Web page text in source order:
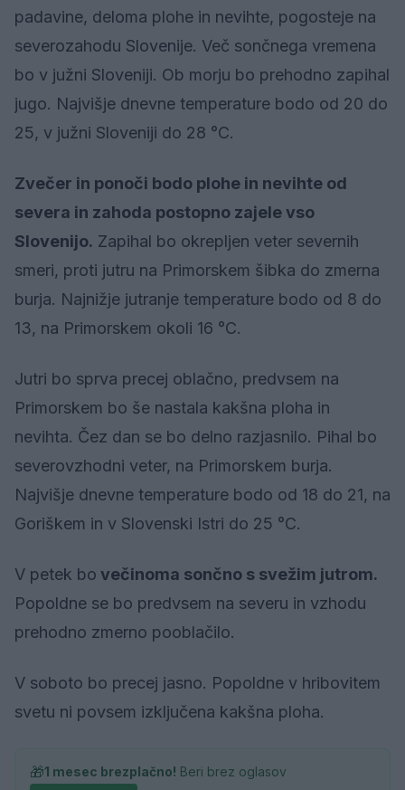
padavine, deloma plohe in nevihte, pogosteje na
severozahodu Slovenije. Več sončnega vremena
bo v južni Sloveniji. Ob morju bo prehodno zapihal
jugo. Najvišje dnevne temperature bodo od 20 do
25, v južni Sloveniji do 28 °C.
Zvečer in ponoči bodo plohe in nevihte od
severa in zahoda postopno zajele vso
Slovenijo. Zapihal bo okrepljen veter severnih
smeri, proti jutru na Primorskem šibka do zmerna
burja. Najnižje jutranje temperature bodo od 8 do
13, na Primorskem okoli 16 °C.
Jutri bo sprva precej oblačno, predvsem na
Primorskem bo še nastala kakšna ploha in
nevihta. Čez dan se bo delno razjasnilo. Pihal bo
severovzhodni veter, na Primorskem burja.
Najvišje dnevne temperature bodo od 18 do 21, na
Goriškem in v Slovenski Istri do 25 °C.
V petek bo večinoma sončno s svežim jutrom.
Popoldne se bo predvsem na severu in vzhodu
prehodno zmerno pooblačilo.
V soboto bo precej jasno. Popoldne v hribovitem
svetu ni povsem izključena kakšna ploha.
🎁1 mesec brezplačno! Beri brez oglasov